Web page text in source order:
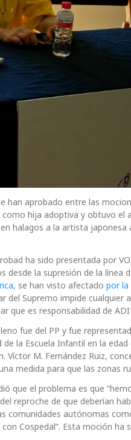
han aprobado entre las
hija adoptiva y obtuvo el
halagos a la artista
ha sido presentada por
desde la supresión de la línea
, se han visto afectado por la
del Supremo impide
que es responsabilidad de
fue del PP y fue
la Escuela Infantil en la
Víctor M. Fernández Ruiz,
medida para que las zonas
que el problema es que
reproche de que deberían
comunidades autónomas
Cospedal”. Esta moción